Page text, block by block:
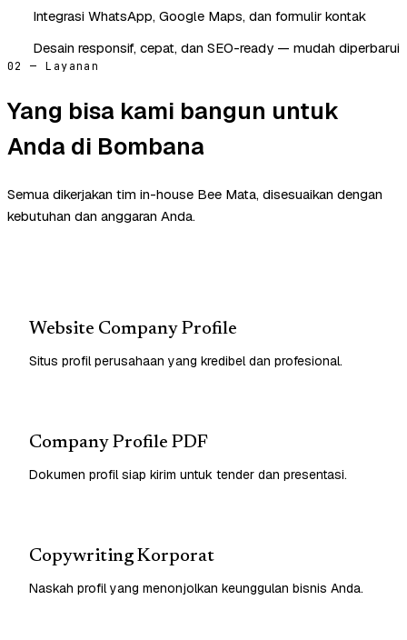
Integrasi WhatsApp, Google Maps, dan formulir kontak
Desain responsif, cepat, dan SEO-ready — mudah diperbarui
02 — Layanan
Yang bisa kami bangun untuk
Anda di Bombana
Semua dikerjakan tim in-house Bee Mata, disesuaikan dengan
kebutuhan dan anggaran Anda.
Website Company Profile
Situs profil perusahaan yang kredibel dan profesional.
Company Profile PDF
Dokumen profil siap kirim untuk tender dan presentasi.
Copywriting Korporat
Naskah profil yang menonjolkan keunggulan bisnis Anda.